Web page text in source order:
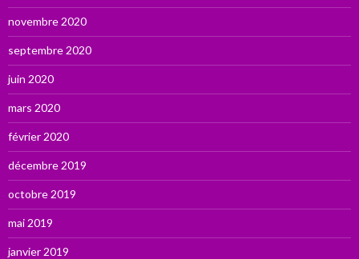
novembre 2020
septembre 2020
juin 2020
mars 2020
février 2020
décembre 2019
octobre 2019
mai 2019
janvier 2019